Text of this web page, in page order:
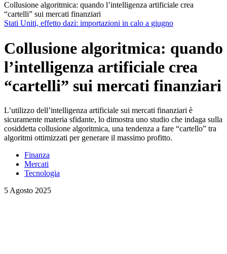
Collusione algoritmica: quando l’intelligenza artificiale crea
“cartelli” sui mercati finanziari
Stati Uniti, effetto dazi: importazioni in calo a giugno
Collusione algoritmica: quando
l’intelligenza artificiale crea
“cartelli” sui mercati finanziari
L’utilizzo dell’intelligenza artificiale sui mercati finanziari è
sicuramente materia sfidante, lo dimostra uno studio che indaga sulla
cosiddetta collusione algoritmica, una tendenza a fare “cartello” tra
algoritmi ottimizzati per generare il massimo profitto.
Finanza
Mercati
Tecnologia
5 Agosto 2025